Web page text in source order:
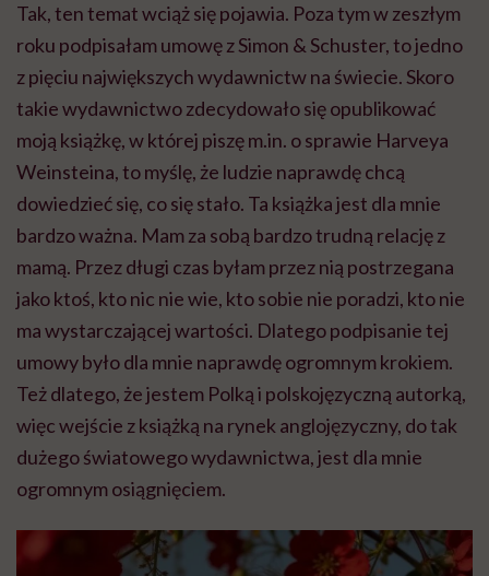
Tak, ten temat wciąż się pojawia. Poza tym w zeszłym
roku podpisałam umowę z Simon & Schuster, to jedno
z pięciu największych wydawnictw na świecie. Skoro
takie wydawnictwo zdecydowało się opublikować
moją książkę, w której piszę m.in. o sprawie Harveya
Weinsteina, to myślę, że ludzie naprawdę chcą
dowiedzieć się, co się stało. Ta książka jest dla mnie
bardzo ważna. Mam za sobą bardzo trudną relację z
mamą. Przez długi czas byłam przez nią postrzegana
jako ktoś, kto nic nie wie, kto sobie nie poradzi, kto nie
ma wystarczającej wartości. Dlatego podpisanie tej
umowy było dla mnie naprawdę ogromnym krokiem.
Też dlatego, że jestem Polką i polskojęzyczną autorką,
więc wejście z książką na rynek anglojęzyczny, do tak
dużego światowego wydawnictwa, jest dla mnie
ogromnym osiągnięciem.